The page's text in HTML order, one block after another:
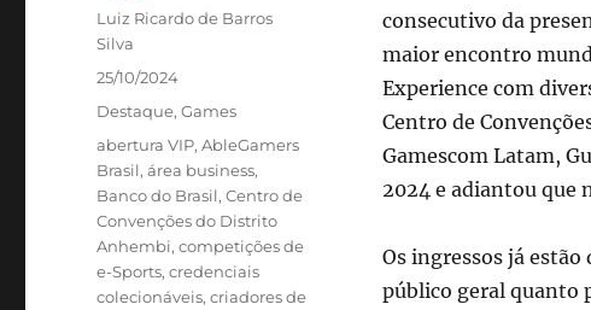
consecutivo da
maior encontro
Experience com
Centro de
Gamescom Latam,
2024 e adiantou que
Os ingressos já
público geral quanto
Autor
Luiz Ricardo de Barros
Silva
Publicado
25/10/2024
Categorias
Destaque,Games
Tags
abertura VIP,AbleGamers
Brasil,área business,
Banco do Brasil,Centro de
Convenções do Distrito
Anhembi,competições de
e-Sports,credenciais
colecionáveis,criadores de